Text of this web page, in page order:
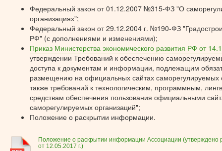
Федеральный закон от 01.12.2007 №315-ФЗ "О
организациях";
Федеральный закон от 29.12.2004 г. №190-ФЗ
РФ" (с дополнениями и изменениями);
Приказ Министерства экономического развития РФ от
утверждении Требований к обеспечению
доступа к документам и информации, подлежащим
размещению на официальных сайтах саморегулируемых
также требований к технологическим, программным,
средствам обеспечения пользования официальными
саморегулируемых организаций";
Положение о раскрытии информации.
Положение о раскрытии информации Ассоциации
от 12.05.2017 г.)